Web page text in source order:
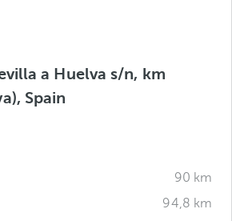
a Huelva s/n, km
Spain
90 km
94,8 km